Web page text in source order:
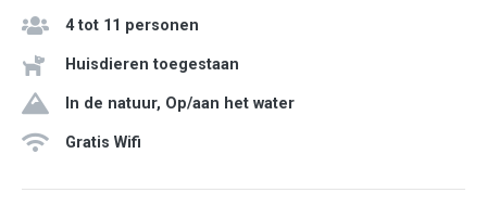
4 tot 11 personen
Huisdieren toegestaan
In de natuur, Op/aan het water
Gratis Wifi